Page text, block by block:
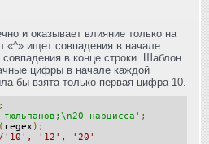
и оказывает влияние только на
ищет совпадения в начале
в конце строки. Шаблон
цифры в начале каждой
бы взята только первая цифра 10.
;
нарцисса' ;
( regex );
'10', '12', '20'